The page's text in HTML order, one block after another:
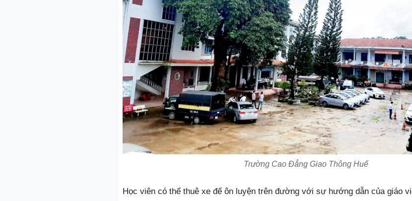
Trường Cao Đẳng Giao Thông Huế
Học viên có thể thuê xe để ôn luyện trên đường với sự hướng dẫn của giáo